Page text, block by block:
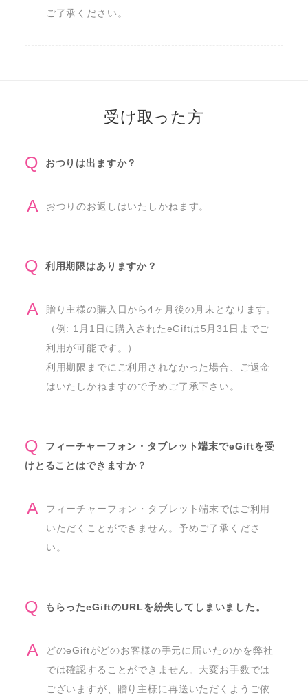
ご了承ください。
受け取った方
おつりは出ますか？
おつりのお返しはいたしかねます。
利用期限はありますか？
贈り主様の購入日から4ヶ月後の月末となります。
（例: 1月1日に購入されたeGiftは5月31日までご
利用が可能です。）
利用期限までにご利用されなかった場合、ご返金
はいたしかねますので予めご了承下さい。
フィーチャーフォン・タブレット端末でeGiftを受
けとることはできますか？
フィーチャーフォン・タブレット端末ではご利用
いただくことができません。予めご了承くださ
い。
もらったeGiftのURLを紛失してしまいました。
どのeGiftがどのお客様の手元に届いたのかを弊社
では確認することができません。大変お手数では
ございますが、贈り主様に再送いただくようご依